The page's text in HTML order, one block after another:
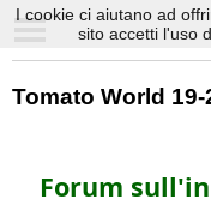
Tomato World
Forum
I cookie ci aiutano ad
sito accetti l'uso